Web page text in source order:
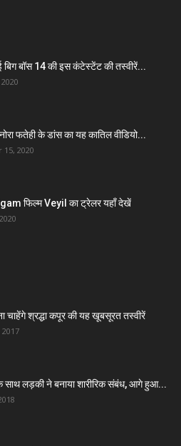
बॉस 14 की इस कंटेस्टेंट की तस्वीरें...
फतेही के डांस का यह कातिल वीडियो...
2020
फिल्म Veyil का ट्रेलर यहाँ देखें
चाहेंगे श्रद्धा कपूर की यह खूबसूरत तस्वीरें
2017
साथ लड़की ने बनाया शारीरिक संबंध, आगे हुआ...